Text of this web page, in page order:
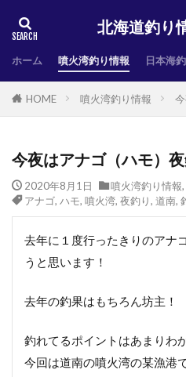
北海道釣り
ホーム 噴火湾釣り情報 日本海
HOME 噴火湾釣り情報
今夜はアナゴ（ハモ）夜
2020年8月1日 噴火湾釣り情報,
アナゴ, ハモ, 噴火湾, 夜釣り, 道南,
去年に１度行ったきりのアナ
うと思います！
去年の釣果はもちろん坊主！
釣れてるポイントはあまりわ
今回は道南の噴火湾の某漁港